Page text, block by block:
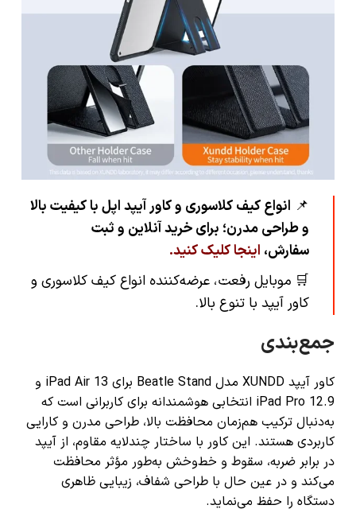
📌 انواع کیف کلاسوری و کاور آیپد اپل با کیفیت بالا
و طراحی مدرن؛ برای خرید آنلاین و ثبت
سفارش، اینجا کلیک کنید.
🛒 موبایل رفعت، عرضه‌کننده انواع کیف کلاسوری و
کاور آیپد با تنوع بالا.
جمع‌بندی
کاور آیپد XUNDD مدل Beatle Stand برای iPad Air 13 و
iPad Pro 12.9 انتخابی هوشمندانه برای کاربرانی است که
به‌دنبال ترکیب هم‌زمان محافظت بالا، طراحی مدرن و کارایی
کاربردی هستند. این کاور با ساختار چندلایه مقاوم، از آیپد
در برابر ضربه، سقوط و خط‌وخش به‌طور مؤثر محافظت
می‌کند و در عین حال با طراحی شفاف، زیبایی ظاهری
دستگاه را حفظ می‌نماید.